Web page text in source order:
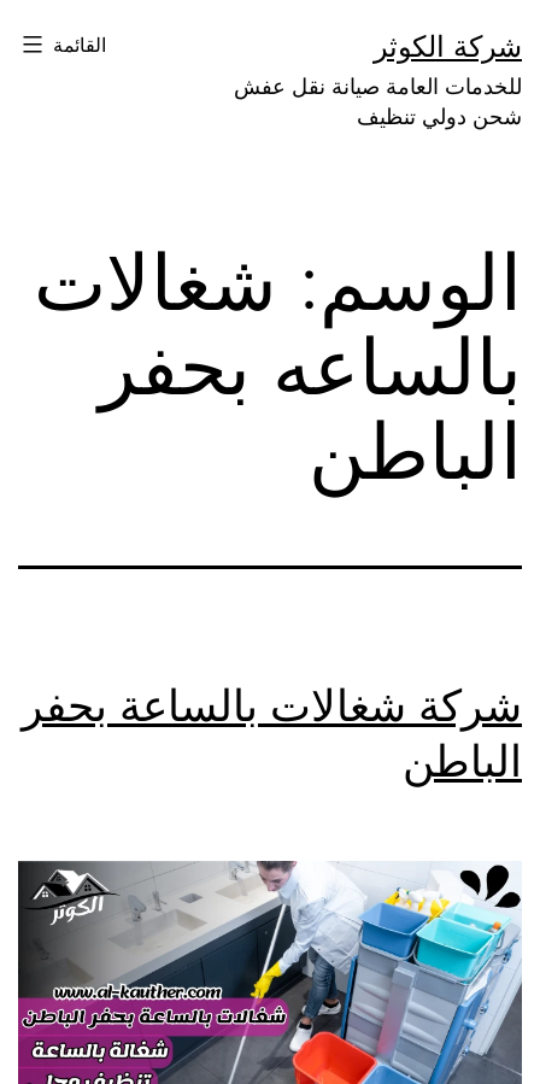
إلى
المحتوى
شركة الكوثر
للخدمات العامة صيانة نقل عفش
شحن دولي تنظيف
القائمة
الوسم: شغالات
بالساعه بحفر
الباطن
شركة شغالات بالساعة بحفر
الباطن